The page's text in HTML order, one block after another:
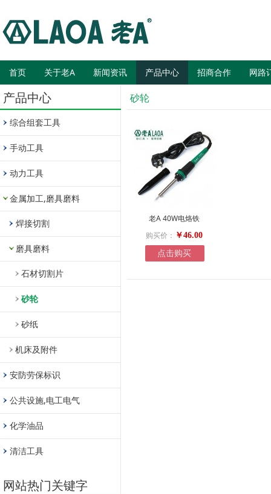
首页 关于老A 新闻资讯 产品中心 招商合作 网路
产品中心
综合组套工具
手动工具
动力工具
金属加工,磨具磨料
焊接切割
磨具磨料
石材切割片
砂轮
砂纸
机床及附件
安防劳保标识
公共设施,电工电气
化学油品
清洁工具
网站热门关键字
砂轮
老A 40W电烙铁
购买价： ￥46.00
点击购买